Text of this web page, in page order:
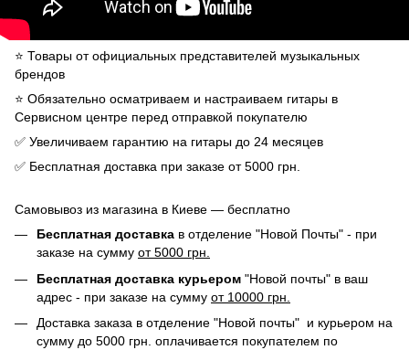
⭐️ Товары от официальных представителей музыкальных
брендов
⭐️ Обязательно осматриваем и настраиваем гитары в
Сервисном центре перед отправкой покупателю
✅ Увеличиваем гарантию на гитары до 24 месяцев
✅ Бесплатная доставка при заказе от 5000 грн.
Самовывоз из магазина в Киеве — бесплатно
Бесплатная доставка в отделение "Новой Почты" - при
заказе на сумму от 5000 грн.
Бесплатная доставка курьером "Новой почты" в ваш
адрес - при заказе на сумму от 10000 грн.
Доставка заказа в отделение "Новой почты" и курьером на
сумму до 5000 грн. оплачивается покупателем по